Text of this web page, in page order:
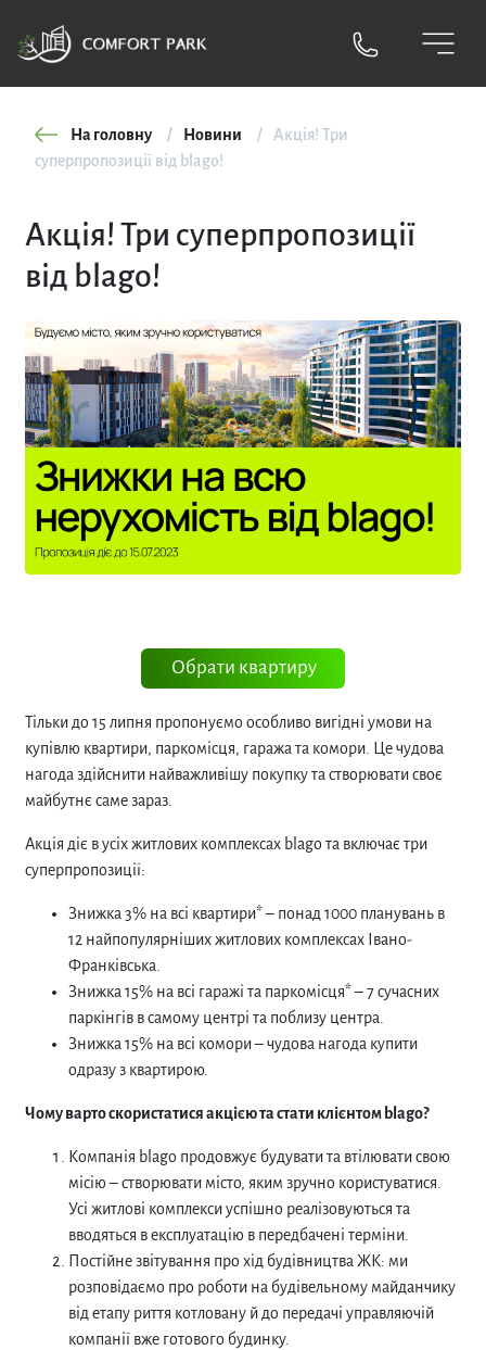
На головну Новини
Акція! Три
суперпропозиції від blago!
Акція! Три суперпропозиції
від blago!
Обрати квартиру
Тільки до 15 липня пропонуємо особливо вигідні умови на
купівлю квартири, паркомісця, гаража та комори. Це чудова
нагода здійснити найважливішу покупку та створювати своє
майбутнє саме зараз.
Акція діє в усіх житлових комплексах blago та включає три
суперпропозиції:
Знижка 3% на всі квартири* – понад 1000 планувань в
12 найпопулярніших житлових комплексах Івано-
Франківська.
Знижка 15% на всі гаражі та паркомісця* – 7 сучасних
паркінгів в самому центрі та поблизу центра.
Знижка 15% на всі комори – чудова нагода купити
одразу з квартирою.
Чому варто скористатися акцією та стати клієнтом blago?
Компанія blago продовжує будувати та втілювати свою
місію – створювати місто, яким зручно користуватися.
Усі житлові комплекси успішно реалізовуються та
вводяться в експлуатацію в передбачені терміни.
Постійне звітування про хід будівництва ЖК: ми
розповідаємо про роботи на будівельному майданчику
від етапу риття котловану й до передачі управляючій
компанії вже готового будинку.